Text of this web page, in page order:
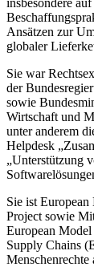
Ansätzen zur
globaler
Sie war
der
sowie
Wirtschaft und
unter anderem
Helpdesk
„Unterstützung
Sie ist
Project sowie
European Model
Supply Chains